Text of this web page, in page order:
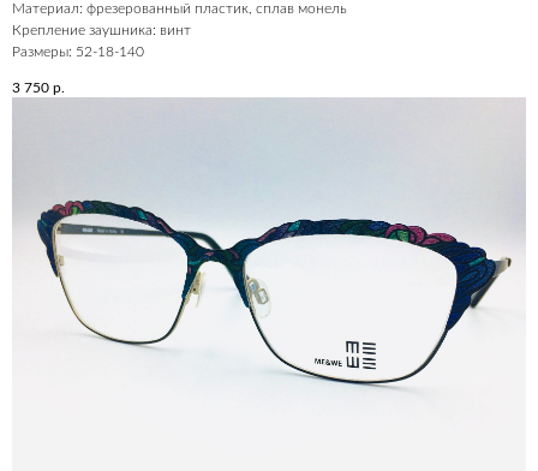
Материал: фрезерованный пластик, сплав монель
Крепление заушника: винт
Размеры: 52-18-140
3 750 р.